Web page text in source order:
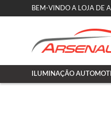
BEM-VINDO A LOJA DE
ILUMINAÇÃO